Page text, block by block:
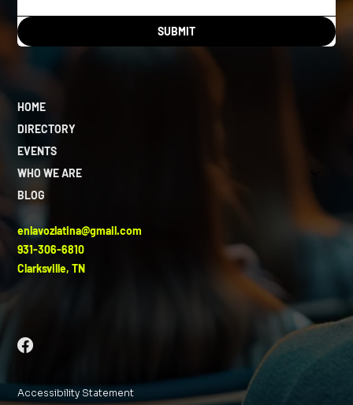
SUBMIT
HOME
DIRECTORY
EVENTS
WHO WE ARE
BLOG
enlavozlatina@gmail.com
931-306-6810
Clarksville, TN
Accessibility Statement